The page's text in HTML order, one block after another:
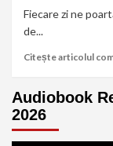
Fiecare zi ne
de...
Citește articolul
Audiobook
2026